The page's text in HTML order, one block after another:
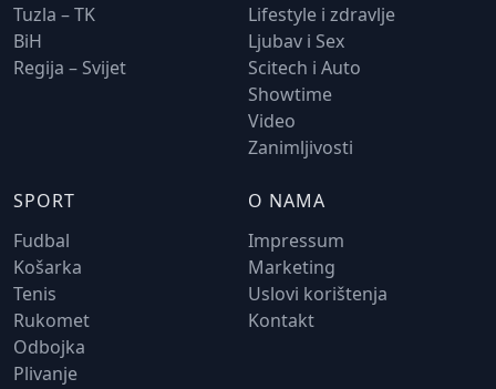
Tuzla – TK
BiH
Regija – Svijet
Lifestyle i zdravlje
Ljubav i Sex
Scitech i Auto
Showtime
Video
Zanimljivosti
SPORT
Fudbal
Košarka
Tenis
Rukomet
Odbojka
Plivanje
O NAMA
Impressum
Marketing
Uslovi korištenja
Kontakt